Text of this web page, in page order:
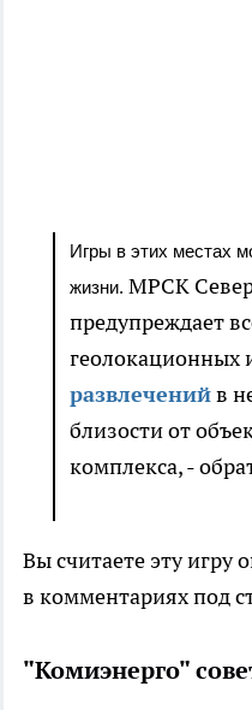
Игры в этих местах
жизни. МРСК
предупреждает
геолокационных
развлеченийв
близости от
комплекса, -
Вы считаете эту игру
в комментариях под
"Комиэнерго"